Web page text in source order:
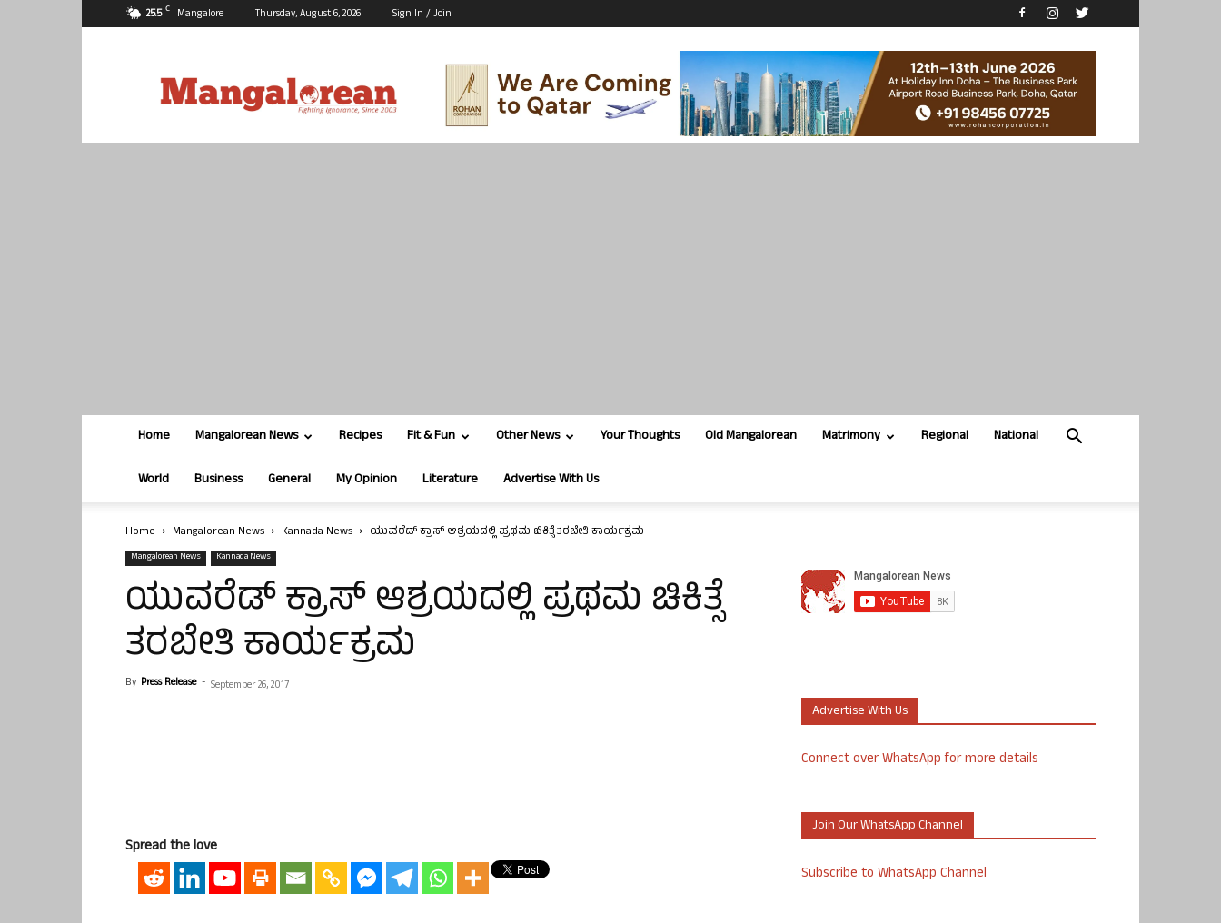
25.5 C Mangalore Thursday, August 6, 2026 Sign In / Join
Home Mangalorean News Recipes Fit & Fun Other News Your Thoughts Old Mangalorean Matrimony Regional National
World Business General My Opinion Literature Advertise With Us
Home Mangalorean News Kannada News ಯುವರೆಡ್ ಕ್ರಾಸ್ ಆಶ್ರಯದಲ್ಲಿ ಪ್ರಥಮ ಚಿಕಿತ್ಸೆ ತರಬೇತಿ ಕಾರ್ಯಕ್ರಮ
Mangalorean News Kannada News
ಯುವರೆಡ್ ಕ್ರಾಸ್ ಆಶ್ರಯದಲ್ಲಿ ಪ್ರಥಮ ಚಿಕಿತ್ಸೆ
ತರಬೇತಿ ಕಾರ್ಯಕ್ರಮ
By Press Release - September 26, 2017
Spread the love
Advertise With Us
Connect over WhatsApp for more details
Join Our WhatsApp Channel
Subscribe to WhatsApp Channel